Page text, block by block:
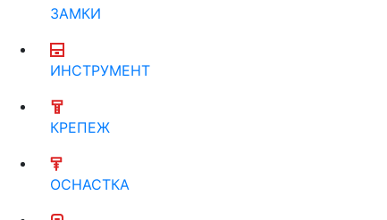
ЗАМКИ
ИНСТРУМЕНТ
КРЕПЕЖ
ОСНАСТКА